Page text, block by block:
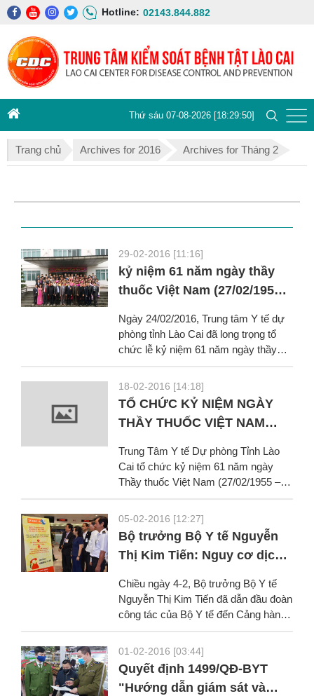
Hotline: 02143.844.882
Thứ sáu 07-08-2026 [18:29:50]
Trang chủ Archives for 2016 Archives for Tháng 2
29-02-2016 [11:16]
kỷ niệm 61 năm ngày thầy
thuốc Việt Nam (27/02/1955 –
Ngày 24/02/2016, Trung tâm Y tế dự
phòng tỉnh Lào Cai đã long trọng tổ
chức lễ kỷ niệm 61 năm ngày thầy
18-02-2016 [14:18]
TỔ CHỨC KỶ NIỆM NGÀY
THẦY THUỐC VIỆT NAM
Trung Tâm Y tế Dự phòng Tỉnh Lào
Cai tổ chức kỷ niệm 61 năm ngày
Thầy thuốc Việt Nam (27/02/1955 –
bộ...
05-02-2016 [12:27]
Bộ trưởng Bộ Y tế Nguyễn
Thị Kim Tiến: Nguy cơ dịch
rất lớn
Chiều ngày 4-2, Bộ trưởng Bộ Y tế
Nguyễn Thị Kim Tiến đã dẫn đầu đoàn
công tác của Bộ Y tế đến Cảng hàng
01-02-2016 [03:44]
Quyết định 1499/QĐ-BYT
"Hướng dẫn giám sát và